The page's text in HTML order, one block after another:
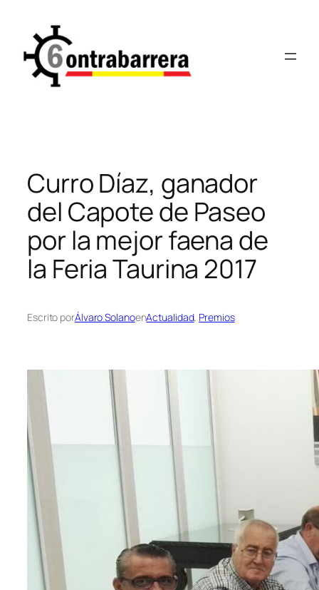
contenido
Curro Díaz, ganador
del Capote de Paseo
por la mejor faena de
la Feria Taurina 2017
Escrito porÁlvaro SolanoenActualidad, Premios